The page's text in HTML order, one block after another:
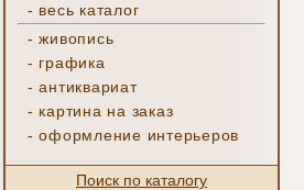
- весь каталог
-живопись
- графика
-антиквариат
- картина на заказ
-оформление интерьеров
Поиск по каталогу